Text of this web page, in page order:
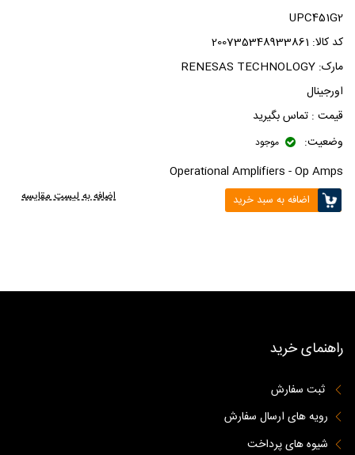
UPC451G2
کد کالا: 200735348933861
مارک: RENESAS TECHNOLOGY
اورجینال
قیمت : تماس بگیرید
وضعیت:
موجود
Operational Amplifiers - Op Amps
اضافه به سبد خرید اضافه به لیست مقایسه
راهنمای خرید
ثبت سفارش
رویه های ارسال سفارش
شیوه های پرداخت